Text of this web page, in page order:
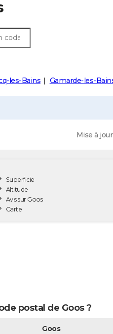
les-Bains Gamarde-les-
Mise à
Superficie
Altitude
Avis sur Goos
Carte
postal de Goos ?
Goos